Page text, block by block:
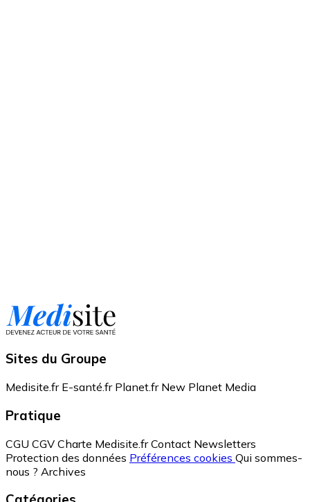
Sites du Groupe
Medisite.fr E-santé.fr Planet.fr New Planet Media
Pratique
CGU CGV Charte Medisite.fr Contact Newsletters
Protection des données Préférences cookies Qui sommes-
nous ? Archives